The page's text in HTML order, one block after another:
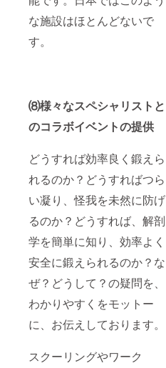
な施設はほとんどないで
す。
⑻様々なスペシャリストと
のコラボイベントの提供
どうすれば効率良く鍛えら
れるのか？どうすればつら
い凝り、怪我を未然に防げ
るのか？どうすれば、解剖
学を簡単に知り、効率よく
安全に鍛えられるのか？な
ぜ？どうして？の疑問を、
わかりやすくをモットー
に、お伝えしております。
スクーリングやワーク